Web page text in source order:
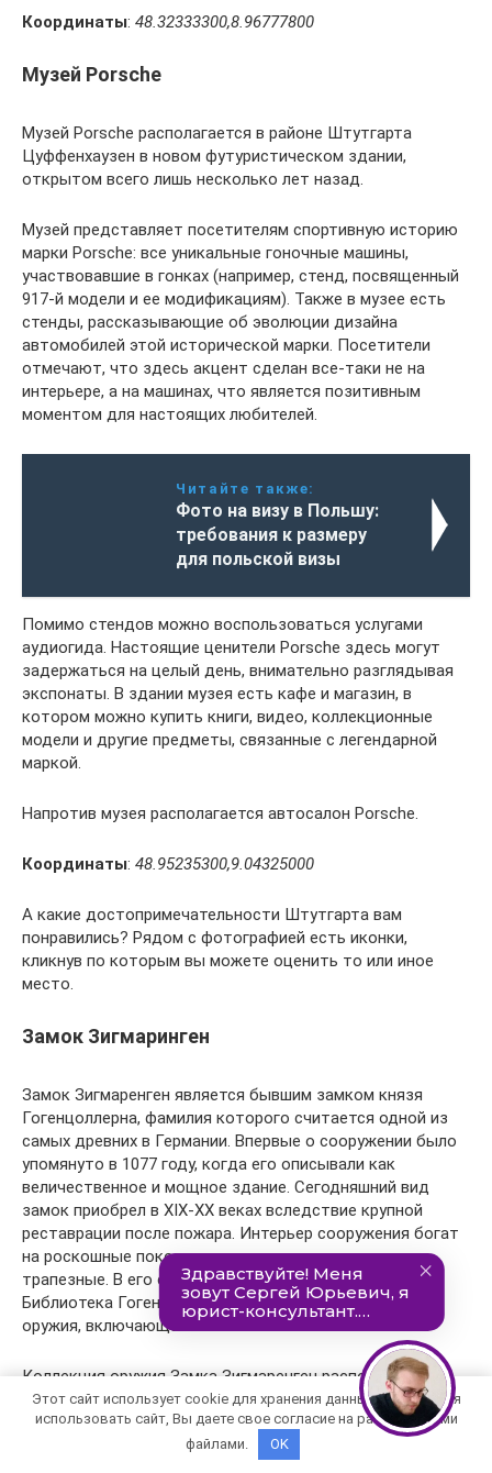
Координаты: 48.32333300,8.96777800
Музей Porsche
Музей Porsche располагается в районе Штутгарта
Цуффенхаузен в новом футуристическом здании,
открытом всего лишь несколько лет назад.
Музей представляет посетителям спортивную историю
марки Porsche: все уникальные гоночные машины,
участвовавшие в гонках (например, стенд, посвященный
917-й модели и ее модификациям). Также в музее есть
стенды, рассказывающие об эволюции дизайна
автомобилей этой исторической марки. Посетители
отмечают, что здесь акцент сделан все-таки не на
интерьере, а на машинах, что является позитивным
моментом для настоящих любителей.
Читайте также:
Фото на визу в Польшу:
требования к размеру
для польской визы
Помимо стендов можно воспользоваться услугами
аудиогида. Настоящие ценители Porsche здесь могут
задержаться на целый день, внимательно разглядывая
экспонаты. В здании музея есть кафе и магазин, в
котором можно купить книги, видео, коллекционные
модели и другие предметы, связанные с легендарной
маркой.
Напротив музея располагается автосалон Porsche.
Координаты: 48.95235300,9.04325000
А какие достопримечательности Штутгарта вам
понравились? Рядом с фотографией есть иконки,
кликнув по которым вы можете оценить то или иное
место.
Замок Зигмаринген
Замок Зигмаренген является бывшим замком князя
Гогенцоллерна, фамилия которого считается одной из
самых древних в Германии. Впервые о сооружении было
упомянуто в 1077 году, когда его описывали как
величественное и мощное здание. Сегодняшний вид
замок приобрел в XIX-XX веках вследствие крупной
реставрации после пожара. Интерьер сооружения богат
на роскошные покои, уютные залы и просторные
трапезные. В его стенах находится Княжеский музей,
Библиотека Гогенцоллернов и уникальная Коллекция
оружия, включающая около 3 тысяч экспонатов.
Коллекция оружия Замка Зигмаренген располагает
уникальными экспонатами, некоторые из них
датируются эпохой средневековья. Она была создана
князем Карлом Антоном и считается одной из самых
Этот сайт использует cookie для хранения данных. Продолжая
использовать сайт, Вы даете свое согласие на работу с этими
файлами.
OK